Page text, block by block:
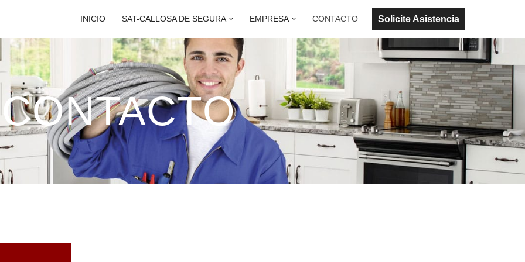
INICIO SAT-CALLOSA DE SEGURA EMPRESA CONTACTO Solicite Asistencia
CONTACTO